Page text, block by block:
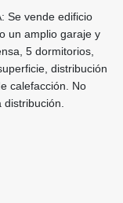
Se vende edificio
un amplio garaje y
5 dormitorios,
distribución
calefacción. No
distribución.